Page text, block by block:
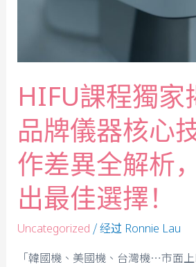
HIFU課程獨家
品牌儀器核心
作差異全解析
出最佳選擇！
Uncategorized / 经过 Ronnie Lau
「韓國機、美國機、台灣機…市面